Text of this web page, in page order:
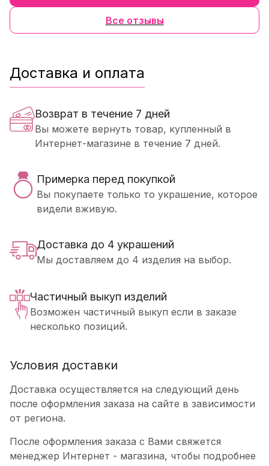
Все отзывы
Доставка и оплата
Возврат в течение 7 дней
Вы можете вернуть товар, купленный в
Интернет-магазине в течение 7 дней.
Примерка перед покупкой
Вы покупаете только то украшение, которое
видели вживую.
Доставка до 4 украшений
Мы доставляем до 4 изделия на выбор.
Частичный выкуп изделий
Возможен частичный выкуп если в заказе
несколько позиций.
Условия доставки
Доставка осуществляется на следующий день
после оформления заказа на сайте в зависимости
от региона.
После оформления заказа с Вами свяжется
менеджер Интернет - магазина, чтобы подробнее